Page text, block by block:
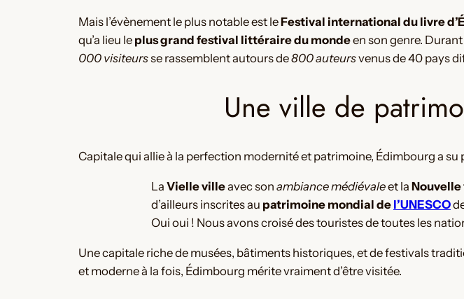
Mais l’évènement le plus notable est leFestival international du livre
qu’a lieu le plus grand festival littéraire du mondeen son genre.
000 visiteursse rassemblent autours de800 auteursvenus de 40 pays
Une ville de
Capitale qui allie à la perfection modernité et patrimoine, Édimbourg a
La Vielle villeavec son ambiance médiévaleet la
d’ailleurs inscrites au patrimoine mondial de l’UNESCO
Oui oui ! Nous avons croisé des touristes de toutes les
Une capitale riche de musées, bâtiments historiques, et de festivals
et moderne à la fois, Édimbourg mérite vraiment d’être visitée.